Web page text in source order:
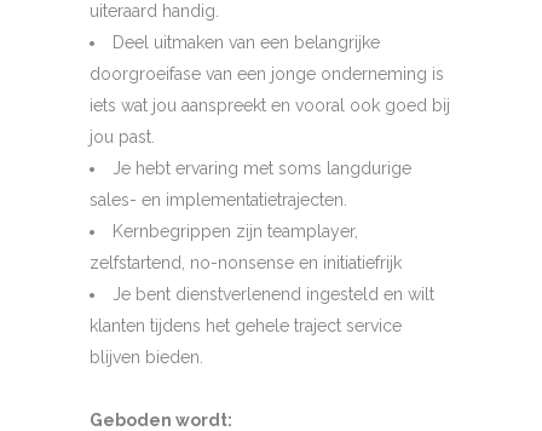
uiteraard handig.
Deel uitmaken van een belangrijke
doorgroeifase van een jonge onderneming is
iets wat jou aanspreekt en vooral ook goed bij
jou past.
Je hebt ervaring met soms langdurige
sales- en implementatietrajecten.
Kernbegrippen zijn teamplayer,
zelfstartend, no-nonsense en initiatiefrijk
Je bent dienstverlenend ingesteld en wilt
klanten tijdens het gehele traject service
blijven bieden.
Geboden wordt: